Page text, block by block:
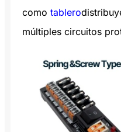
como tablero
múltiples circuitos